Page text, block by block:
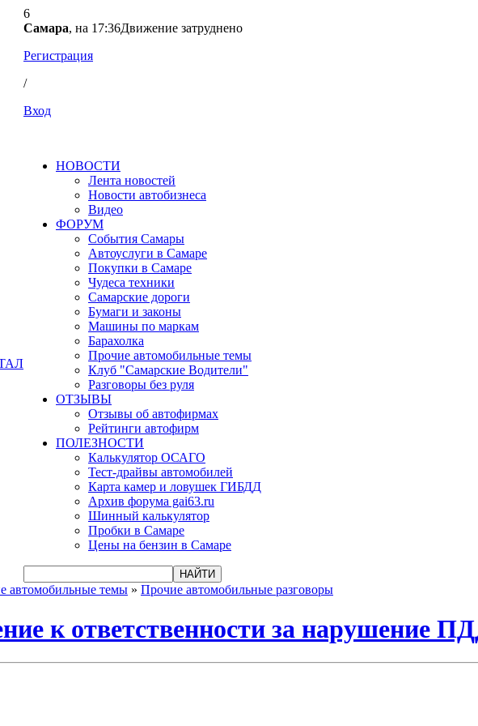
6
Самара, на 17:36Движение затруднено
Регистрация
/
Вход
НОВОСТИ
Лента новостей
Новости автобизнеса
Видео
ФОРУМ
События Самары
Автоуслуги в Самаре
Покупки в Самаре
Чудеса техники
Самарские дороги
Бумаги и законы
Машины по маркам
Барахолка
Прочие автомобильные темы
Клуб "Самарские Водители"
Разговоры без руля
ОТЗЫВЫ
Отзывы об автофирмах
Рейтинги автофирм
ПОЛЕЗНОСТИ
Калькулятор ОСАГО
Тест-драйвы автомобилей
Карта камер и ловушек ГИБДД
Архив форума gai63.ru
Шинный калькулятор
Пробки в Самаре
Цены на бензин в Самаре
автомобильные темы » Прочие автомобильные разговоры
к ответственности за нарушение